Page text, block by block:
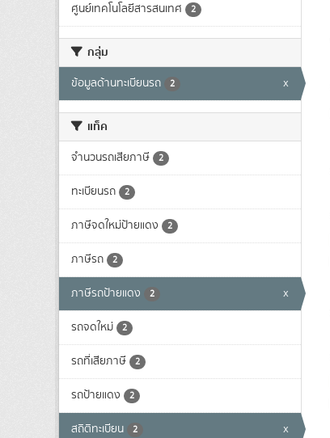
ศูนย์เทคโนโลยีสารสนเทศ 2
กลุ่ม
ข้อมูลด้านทะเบียนรถ 2 x
แท็ค
จำนวนรถเสียภาษี 2
ทะเบียนรถ 2
ภาษีจดใหม่ป้ายแดง 2
ภาษีรถ 2
ภาษีรถป้ายแดง 2 x
รถจดใหม่ 2
รถที่เสียภาษี 2
รถป้ายแดง 2
สถิติทะเบียน 2 x